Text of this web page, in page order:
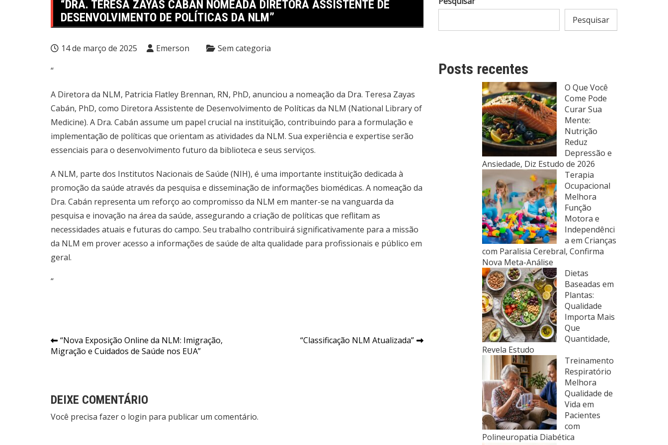
“DRA. TERESA ZAYAS CABÁN NOMEADA DIRETORA ASSISTENTE DE
DESENVOLVIMENTO DE POLÍTICAS DA NLM”
14 de março de 2025 Emerson Sem categoria
“
A Diretora da NLM, Patricia Flatley Brennan, RN, PhD, anunciou a nomeação da Dra. Teresa Zayas
Cabán, PhD, como Diretora Assistente de Desenvolvimento de Políticas da NLM (National Library of
Medicine). A Dra. Cabán assume um papel crucial na instituição, contribuindo para a formulação e
implementação de políticas que orientam as atividades da NLM. Sua experiência e expertise serão
essenciais para o desenvolvimento futuro da biblioteca e seus serviços.
A NLM, parte dos Institutos Nacionais de Saúde (NIH), é uma importante instituição dedicada à
promoção da saúde através da pesquisa e disseminação de informações biomédicas. A nomeação da
Dra. Cabán representa um reforço ao compromisso da NLM em manter-se na vanguarda da
pesquisa e inovação na área da saúde, assegurando a criação de políticas que reflitam as
necessidades atuais e futuras do campo. Seu trabalho contribuirá significativamente para a missão
da NLM em prover acesso a informações de saúde de alta qualidade para profissionais e público em
geral.
“
Navegação
de
“Nova Exposição Online da NLM: Imigração,
Migração e Cuidados de Saúde nos EUA”
“Classificação NLM Atualizada”
DEIXE COMENTÁRIO
Você precisa fazer o login para publicar um comentário.
Pesquisar
Posts recentes
O Que Você
Come Pode
Curar Sua
Mente:
Nutrição
Reduz
Depressão e
Ansiedade, Diz Estudo de 2026
Terapia
Ocupacional
Melhora
Função
Motora e
Independênci
a em Crianças
com Paralisia Cerebral, Confirma
Nova Meta-Análise
Dietas
Baseadas em
Plantas:
Qualidade
Importa Mais
Que
Quantidade,
Revela Estudo
Treinamento
Respiratório
Melhora
Qualidade de
Vida em
Pacientes
com
Polineuropatia Diabética